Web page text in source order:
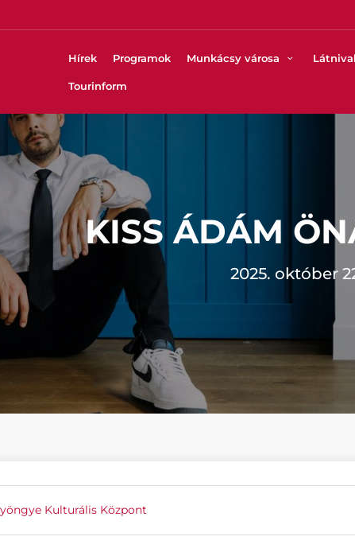
Hírek Programok Munkácsy városa
Tourinform
KISS ÁDÁM
2025. október
Kulturális Központ